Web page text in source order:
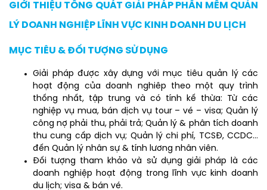
GIỚI THIỆU TỔNG QUÁT GIẢI PHÁP PHẦN MỀM QUẢN
LÝ DOANH NGHIỆP LĨNH VỰC KINH DOANH DU LỊCH
MỤC TIÊU & ĐỐI TƯỢNG SỬ DỤNG
Giải pháp được xây dựng với mục tiêu quản lý các
hoạt động của doanh nghiêp theo một quy trình
thống nhất, tập trung và có tính kế thừa: Từ các
nghiệp vụ mua, bán dịch vụ tour – vé – visa; Quản lý
công nợ phải thu, phải trả; Quản lý & phân tích doanh
thu cung cấp dịch vụ; Quản lý chi phí, TCSĐ, CCDC…
đến Quản lý nhân sự & tính lương nhân viên.
Đối tượng tham khảo và sử dụng giải pháp là các
doanh nghiệp hoạt động trong lĩnh vực kinh doanh
du lịch; visa & bán vé.